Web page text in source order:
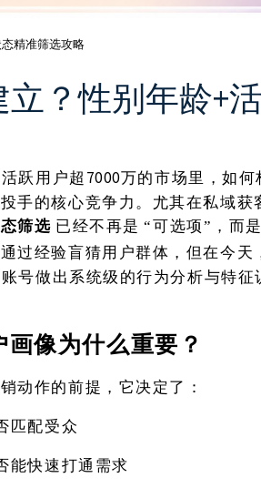
精准筛选攻略
？性别年龄+
跃用户超7000万的市场里，如
手的核心竞争力。尤其在私域获
筛选 已经不再是 “可选项”，而
过经验盲猜用户群体，但在今天
号做出系统级的行为分析与特
画像为什么重要？
动作的前提，它决定了：
匹配受众
能快速打通需求